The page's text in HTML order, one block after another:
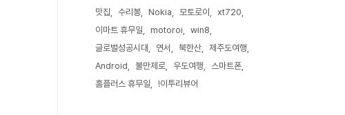
맛집
수리봉 Nokia 모토로이
xt720
이마트 휴무일
motoroi
win8
글로벌성공시대
연서 북한산
제주도여행
Android
불만제로 우도여행
스마트폰
홈플러스 휴무일
!이투리뷰어